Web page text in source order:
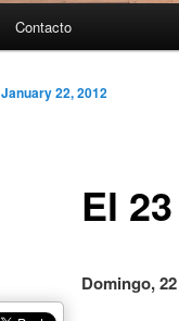
Contacto
El
January 22, 2012
Domingo,